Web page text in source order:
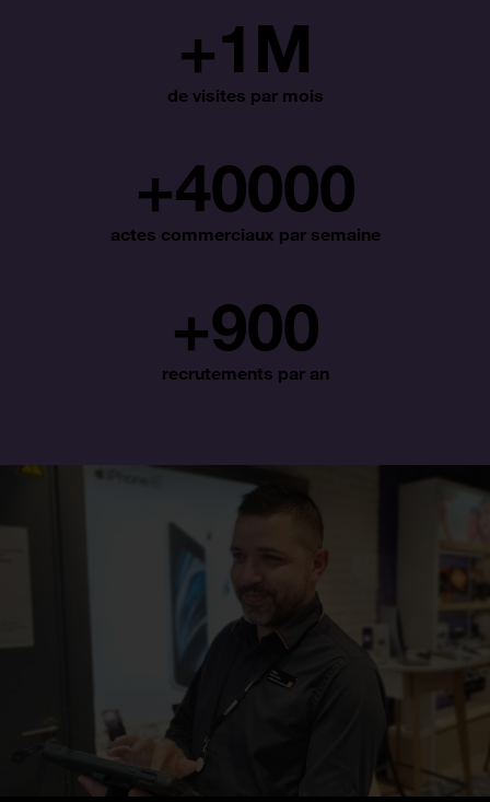
+1M
de visites par mois
+40000
actes commerciaux par semaine
+900
recrutements par an